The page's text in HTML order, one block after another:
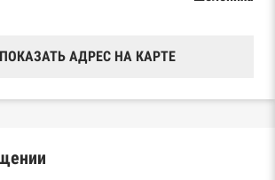
ПОКАЗАТЬ АДРЕС НА КАРТЕ